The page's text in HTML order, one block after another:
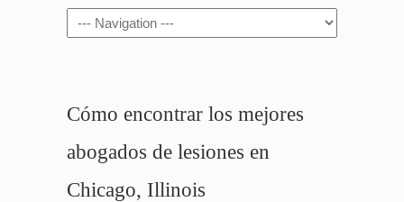
Navigation
Cómo encontrar los mejores
abogados de lesiones en
Chicago, Illinois